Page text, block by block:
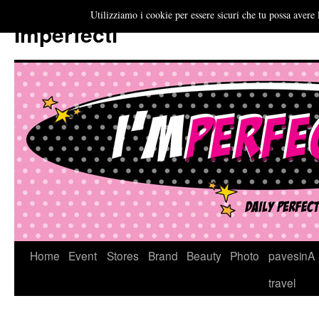
Imperfecti
VaiHome Event Stores Brand Beauty Photo
pavesinA
travel
Utilizziamo i cookie per essere sicuri che tu possa